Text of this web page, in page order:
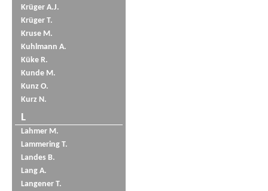
Krüger A.J.
Krüger T.
Kruse M.
Kuhlmann A.
Küke R.
Kunde M.
Kunz O.
Kurz N.
L
Lahmer M.
Lammering T.
Landes B.
Lang A.
Langener T.